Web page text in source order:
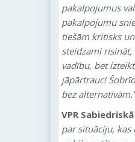
pakalpojumus
pakalpojumu
tiešām kritisks
steidzami
vadību, bet
jāpārtrauc!
bez alternatīvām.”
VPR
par situāciju, kas